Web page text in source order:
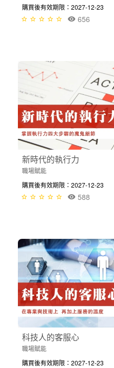
購買後有效期限：2027-12-23
656
新時代的執行力
職場賦能
購買後有效期限：2027-12-23
588
科技人的客服心
職場賦能
購買後有效期限：2027-12-23